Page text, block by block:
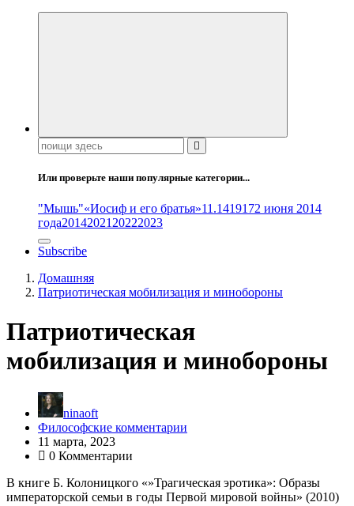
Поиск:
Или проверьте наши популярные категории...
"Мышь"«Иосиф и его братья»11.1419172 июня 2014
года2014202120222023
Subscribe
Домашняя
Патриотическая мобилизация и минобороны
Патриотическая
мобилизация и минобороны
ninaoft
Философские комментарии
11 марта, 2023
0 Комментарии
В книге Б. Колоницкого «»Трагическая эротика»: Образы
императорской семьи в годы Первой мировой войны» (2010)